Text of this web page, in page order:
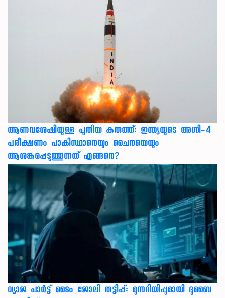
ആണവശേഷിയുള്ള പുതിയ കരുത്ത്: ഇന്ത്യയുടെ അഗ്നി-4
പരീക്ഷണം പാകിസ്ഥാനെയും ചൈനയെയും
ആശങ്കപ്പെടുത്തുന്നത് എങ്ങനെ?
വ്യാജ പാർട്ട് ടൈം ജോലി തട്ടിപ്പ്: മുന്നറിയിപ്പുമായി ദുബൈ